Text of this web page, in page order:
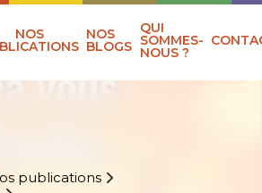
NOS NOS
BLOGS
QUI
SOMMES-
NOUS ?
publications